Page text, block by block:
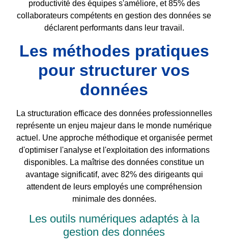
productivité des équipes s'améliore, et 85% des
collaborateurs compétents en gestion des données se
déclarent performants dans leur travail.
Les méthodes pratiques
pour structurer vos
données
La structuration efficace des données professionnelles
représente un enjeu majeur dans le monde numérique
actuel. Une approche méthodique et organisée permet
d'optimiser l'analyse et l'exploitation des informations
disponibles. La maîtrise des données constitue un
avantage significatif, avec 82% des dirigeants qui
attendent de leurs employés une compréhension
minimale des données.
Les outils numériques adaptés à la
gestion des données